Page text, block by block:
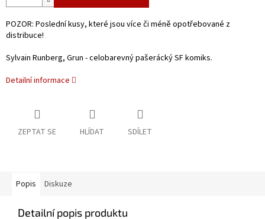
POZOR: Poslední kusy, které jsou více či méně opotřebované z
distribuce!
Sylvain Runberg, Grun - celobarevný pašerácký SF komiks.
Detailní informace
ZEPTAT SE HLÍDAT SDÍLET
Popis Diskuze
Detailní popis produktu